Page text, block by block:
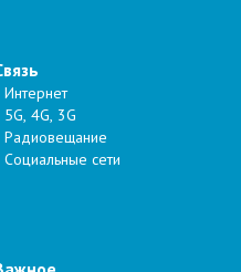
Интернет
5G, 4G, 3G
Радиовещание
Социальные сети